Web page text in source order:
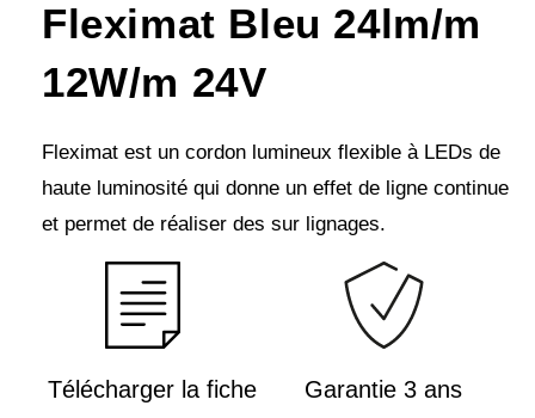
Fleximat Bleu 24lm/m
12W/m 24V
Fleximat est un cordon lumineux flexible à LEDs de
haute luminosité qui donne un effet de ligne continue
et permet de réaliser des sur lignages.
Télécharger la fiche
Garantie 3 ans